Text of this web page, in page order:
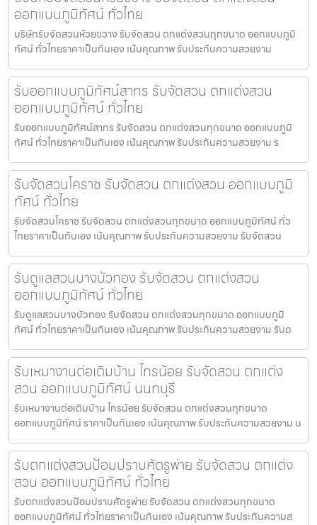
ออกแบบภูมิทัศน์ ทั่วไทย
บริษัทรับจัดสวนห้วยขวาง รับจัดสวน ตกแต่งสวนทุกขนาด ออกแบบภูมิ
ทัศน์ ทั่วไทยราคาเป็นกันเอง เน้นคุณภาพ รับประกันความสวยงาม
รับออกแบบภูมิทัศน์สาทร รับจัดสวน ตกแต่งสวน
ออกแบบภูมิทัศน์ ทั่วไทย
รับออกแบบภูมิทัศน์สาทร รับจัดสวน ตกแต่งสวนทุกขนาด ออกแบบภูมิ
ทัศน์ ทั่วไทยราคาเป็นกันเอง เน้นคุณภาพ รับประกันความสวยงาม ร
รับจัดสวนโคราช รับจัดสวน ตกแต่งสวน ออกแบบภูมิ
ทัศน์ ทั่วไทย
รับจัดสวนโคราช รับจัดสวน ตกแต่งสวนทุกขนาด ออกแบบภูมิทัศน์ ทั่ว
ไทยราคาเป็นกันเอง เน้นคุณภาพ รับประกันความสวยงาม รับจัดสวน
รับดูแลสวนบางบัวทอง รับจัดสวน ตกแต่งสวน
ออกแบบภูมิทัศน์ ทั่วไทย
รับดูแลสวนบางบัวทอง รับจัดสวน ตกแต่งสวนทุกขนาด ออกแบบภูมิ
ทัศน์ ทั่วไทยราคาเป็นกันเอง เน้นคุณภาพ รับประกันความสวยงาม รับด
รับเหมางานต่อเติมบ้าน ไทรน้อย รับจัดสวน ตกแต่ง
สวน ออกแบบภูมิทัศน์ นนทบุรี
รับเหมางานต่อเติมบ้าน ไทรน้อย รับจัดสวน ตกแต่งสวนทุกขนาด
ออกแบบภูมิทัศน์ ราคาเป็นกันเอง เน้นคุณภาพ รับประกันความสวยงาม น
รับตกแต่งสวนป้อมปราบศัตรูพ่าย รับจัดสวน ตกแต่ง
สวน ออกแบบภูมิทัศน์ ทั่วไทย
รับตกแต่งสวนป้อมปราบศัตรูพ่าย รับจัดสวน ตกแต่งสวนทุกขนาด
ออกแบบภูมิทัศน์ ทั่วไทยราคาเป็นกันเอง เน้นคุณภาพ รับประกันความส